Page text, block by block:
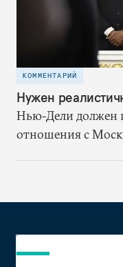
КОММЕНТАРИЙ
Нужен
Нью-Дели должен
отношения с